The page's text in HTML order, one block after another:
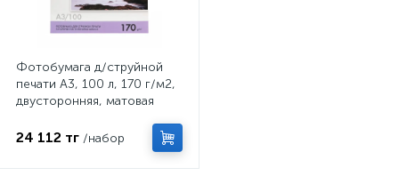
Фотобумага д/струйной
печати А3, 100 л, 170 г/м2,
двусторонняя, матовая
24 112 тг /набор